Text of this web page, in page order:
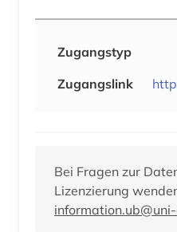
Zugangstyp
Zugangslink
Bei Fragen zur
Lizenzierung